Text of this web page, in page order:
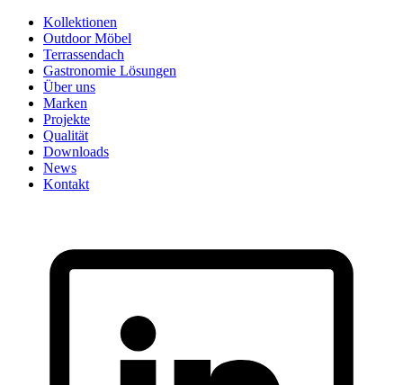
Skip
content
Kollektionen
Outdoor Möbel
Terrassendach
Gastronomie Lösungen
Über uns
Marken
Projekte
Qualität
Downloads
News
Kontakt